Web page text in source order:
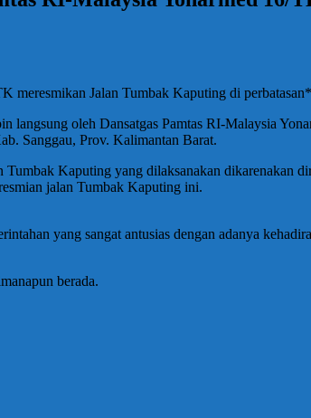
meresmikan Jalan Tumbak Kaputing di perbatasan*
langsung oleh Dansatgas Pamtas RI-Malaysia
Sanggau, Prov. Kalimantan Barat.
Kaputing yang dilaksanakan dikarenakan
jalan Tumbak Kaputing ini.
yang sangat antusias dengan adanya
berada.